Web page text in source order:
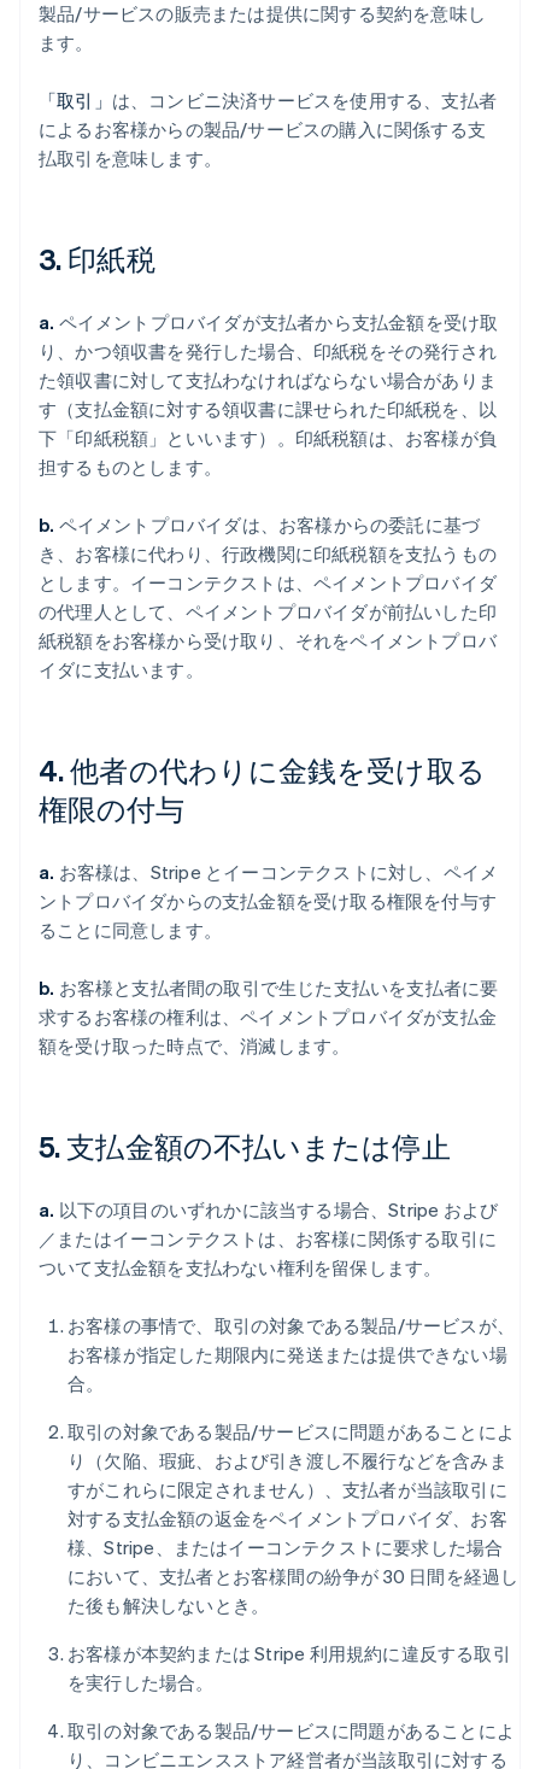
製品/サービスの販売または提供に関する契約を意味し
ます。
「取引」 は、コンビニ決済サービスを使用する、支払者
によるお客様からの製品/サービスの購入に関係する支
払取引を意味します。
3. 印紙税
a. ペイメントプロバイダが支払者から支払金額を受け取
り、かつ領収書を発行した場合、印紙税をその発行され
た領収書に対して支払わなければならない場合がありま
す（支払金額に対する領収書に課せられた印紙税を、以
下「印紙税額」といいます）。印紙税額は、お客様が負
担するものとします。
b. ペイメントプロバイダは、お客様からの委託に基づ
き、お客様に代わり、行政機関に印紙税額を支払うもの
とします。イーコンテクストは、ペイメントプロバイダ
の代理人として、ペイメントプロバイダが前払いした印
紙税額をお客様から受け取り、それをペイメントプロバ
イダに支払います。
4. 他者の代わりに金銭を受け取る
権限の付与
a. お客様は、Stripe とイーコンテクストに対し、ペイメ
ントプロバイダからの支払金額を受け取る権限を付与す
ることに同意します。
b. お客様と支払者間の取引で生じた支払いを支払者に要
求するお客様の権利は、ペイメントプロバイダが支払金
額を受け取った時点で、消滅します。
5. 支払金額の不払いまたは停止
a. 以下の項目のいずれかに該当する場合、Stripe および
／またはイーコンテクストは、お客様に関係する取引に
ついて支払金額を支払わない権利を留保します。
お客様の事情で、取引の対象である製品/サービスが、
お客様が指定した期限内に発送または提供できない場
合。
取引の対象である製品/サービスに問題があることによ
り（欠陥、瑕疵、および引き渡し不履行などを含みま
すがこれらに限定されません）、支払者が当該取引に
対する支払金額の返金をペイメントプロバイダ、お客
様、Stripe、またはイーコンテクストに要求した場合
において、支払者とお客様間の紛争が 30 日間を経過し
た後も解決しないとき。
お客様が本契約または Stripe 利用規約に違反する取引
を実行した場合。
取引の対象である製品/サービスに問題があることによ
り、コンビニエンスストア経営者が当該取引に対する